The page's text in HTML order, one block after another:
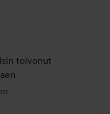
toivonut